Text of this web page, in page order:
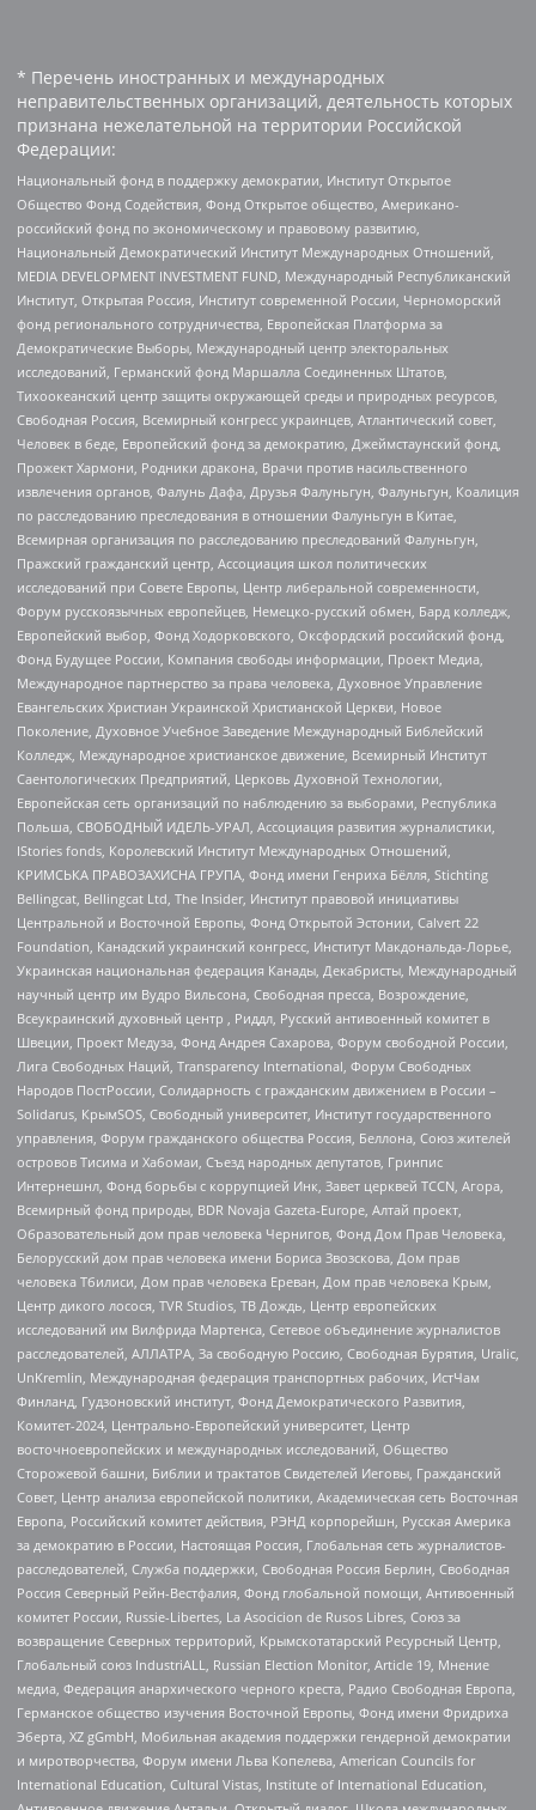
* Перечень иностранных и международных
неправительственных организаций, деятельность которых
признана нежелательной на территории Российской
Федерации:
Национальный фонд в поддержку демократии, Институт Открытое
Общество Фонд Содействия, Фонд Открытое общество, Американо-
российский фонд по экономическому и правовому развитию,
Национальный Демократический Институт Международных Отношений,
MEDIA DEVELOPMENT INVESTMENT FUND, Международный Республиканский
Институт, Открытая Россия, Институт современной России, Черноморский
фонд регионального сотрудничества, Европейская Платформа за
Демократические Выборы, Международный центр электоральных
исследований, Германский фонд Маршалла Соединенных Штатов,
Тихоокеанский центр защиты окружающей среды и природных ресурсов,
Свободная Россия, Всемирный конгресс украинцев, Атлантический совет,
Человек в беде, Европейский фонд за демократию, Джеймстаунский фонд,
Прожект Хармони, Родники дракона, Врачи против насильственного
извлечения органов, Фалунь Дафа, Друзья Фалуньгун, Фалуньгун, Коалиция
по расследованию преследования в отношении Фалуньгун в Китае,
Всемирная организация по расследованию преследований Фалуньгун,
Пражский гражданский центр, Ассоциация школ политических
исследований при Совете Европы, Центр либеральной современности,
Форум русскоязычных европейцев, Немецко-русский обмен, Бард колледж,
Европейский выбор, Фонд Ходорковского, Оксфордский российский фонд,
Фонд Будущее России, Компания свободы информации, Проект Медиа,
Международное партнерство за права человека, Духовное Управление
Евангельских Христиан Украинской Христианской Церкви, Новое
Поколение, Духовное Учебное Заведение Международный Библейский
Колледж, Международное христианское движение, Всемирный Институт
Саентологических Предприятий, Церковь Духовной Технологии,
Европейская сеть организаций по наблюдению за выборами, Республика
Польша, СВОБОДНЫЙ ИДЕЛЬ-УРАЛ, Ассоциация развития журналистики,
IStories fonds, Королевский Институт Международных Отношений,
КРИМСЬКА ПРАВОЗАХИСНА ГРУПА, Фонд имени Генриха Бёлля, Stichting
Bellingcat, Bellingcat Ltd, The Insider, Институт правовой инициативы
Центральной и Восточной Европы, Фонд Открытой Эстонии, Calvert 22
Foundation, Канадский украинский конгресс, Институт Макдональда-Лорье,
Украинская национальная федерация Канады, Декабристы, Международный
научный центр им Вудро Вильсона, Свободная пресса, Возрождение,
Всеукраинский духовный центр , Риддл, Русский антивоенный комитет в
Швеции, Проект Медуза, Фонд Андрея Сахарова, Форум свободной России,
Лига Свободных Наций, Transparеncy International, Форум Свободных
Народов ПостРоссии, Солидарность с гражданским движением в России –
Solidarus, КрымSOS, Свободный университет, Институт государственного
управления, Форум гражданского общества Россия, Беллона, Союз жителей
островов Тисима и Хабомаи, Съезд народных депутатов, Гринпис
Интернешнл, Фонд борьбы с коррупцией Инк, Завет церквей TCCN, Агора,
Всемирный фонд природы, BDR Novaja Gazeta-Europe, Алтай проект,
Образовательный дом прав человека Чернигов, Фонд Дом Прав Человека,
Белорусский дом прав человека имени Бориса Звозскова, Дом прав
человека Тбилиси, Дом прав человека Ереван, Дом прав человека Крым,
Центр дикого лосося, TVR Studios, ТВ Дождь, Центр европейских
исследований им Вилфрида Мартенса, Сетевое объединение журналистов
расследователей, АЛЛАТРА, За свободную Россию, Свободная Бурятия, Uralic,
UnKremlin, Международная федерация транспортных рабочих, ИстЧам
Финланд, Гудзоновский институт, Фонд Демократического Развития,
Комитет-2024, Центрально-Европейский университет, Центр
восточноевропейских и международных исследований, Общество
Сторожевой башни, Библии и трактатов Свидетелей Иеговы, Гражданский
Совет, Центр анализа европейской политики, Академическая сеть Восточная
Европа, Российский комитет действия, РЭНД корпорейшн, Русская Америка
за демократию в России, Настоящая Россия, Глобальная сеть журналистов-
расследователей, Служба поддержки, Свободная Россия Берлин, Свободная
Россия Северный Рейн-Вестфалия, Фонд глобальной помощи, Антивоенный
комитет России, Russie-Libertes, La Asocicion de Rusos Libres, Союз за
возвращение Северных территорий, Крымскотатарский Ресурсный Центр,
Глобальный союз IndustriALL, Russian Election Monitor, Article 19, Мнение
медиа, Федерация анархического черного креста, Радио Свободная Европа,
Германское общество изучения Восточной Европы, Фонд имени Фридриха
Эберта, XZ gGmbH, Мобильная академия поддержки гендерной демократии
и миротворчества, Форум имени Льва Копелева, American Councils for
International Education, Cultural Vistas, Institute of International Education,